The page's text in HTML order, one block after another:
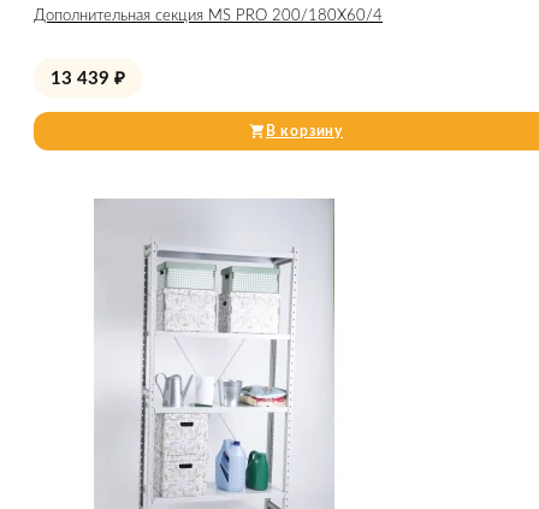
Дополнительная секция MS PRO 200/180X60/4
13 439 ₽
В корзину